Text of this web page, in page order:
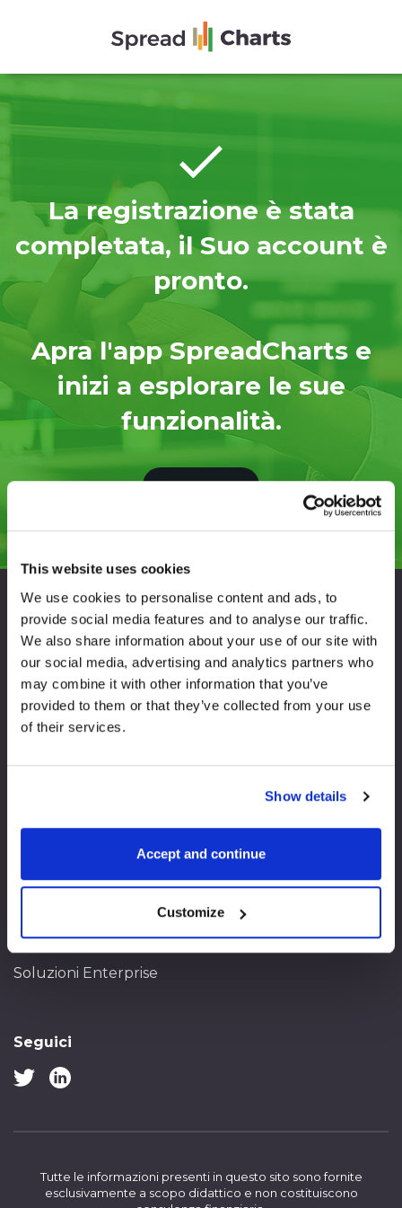
This website uses cookies
We use cookies to personalise content and ads, to
provide social media features and to analyse our traffic.
We also share information about your use of our site with
our social media, advertising and analytics partners who
may combine it with other information that you’ve
provided to them or that they’ve collected from your use
of their services.
Show details
Accept and continue
Customize
La registrazione è stata
completata, il Suo account è
pronto.
Apra l'app SpreadCharts e
inizi a esplorare le sue
funzionalità.
VAI ALL'APP
SpreadCharts
Siamo la scelta giusta per l’analisi
dei mercati delle materie prime
Trading di materie
Scelga un piano
Soluzioni Enterprise
Ci contatti
Termini di servizio
Politica sulla privacy
Seguici
Tutte le informazioni presenti in questo sito sono fornite
esclusivamente a scopo didattico e non costituiscono